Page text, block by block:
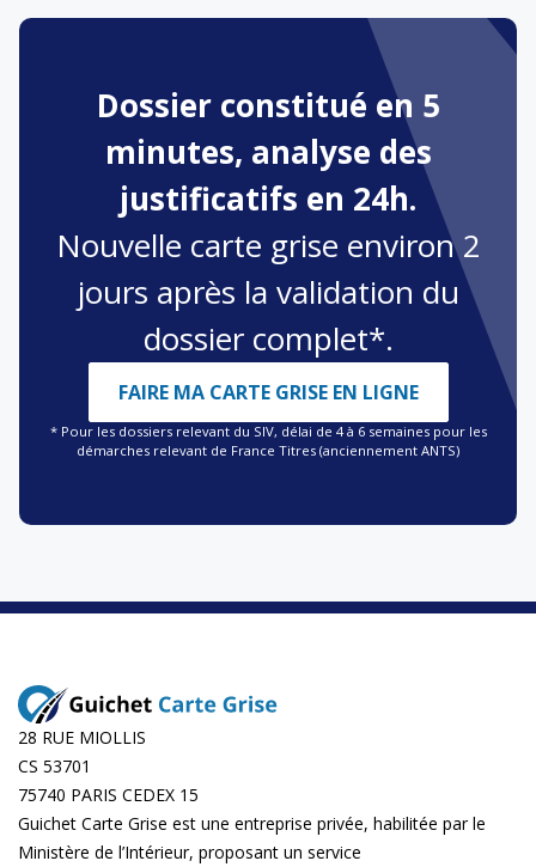
Dossier constitué en 5
minutes, analyse des
justificatifs en 24h.
Nouvelle carte grise environ 2
jours après la validation du
dossier complet*.
FAIRE MA CARTE GRISE EN LIGNE
* Pour les dossiers relevant du SIV, délai de 4 à 6 semaines pour les
démarches relevant de France Titres (anciennement ANTS)
28 RUE MIOLLIS
CS 53701
75740 PARIS CEDEX 15
Guichet Carte Grise est une entreprise privée, habilitée par le
Ministère de l’Intérieur, proposant un service